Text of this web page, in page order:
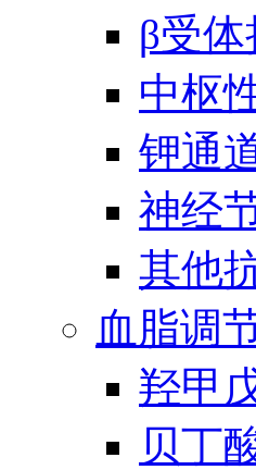
β受
中枢
钾通
神经
其他
血脂调
羟甲
贝丁